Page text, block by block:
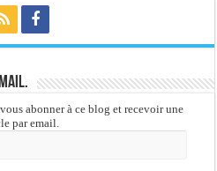
abonner à ce blog et recevoir une
par email.